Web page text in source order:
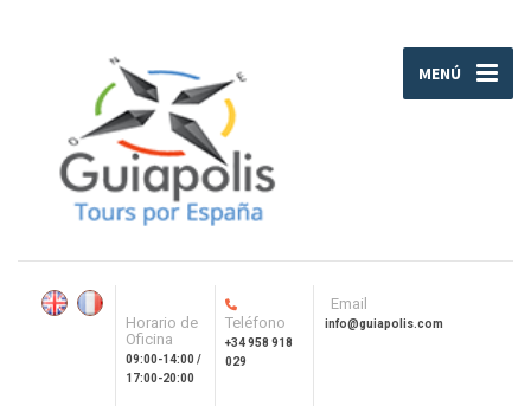
MENÚ
Horario de
Oficina
09:00-14:00 /
17:00-20:00
Teléfono
+34 958 918
029
Email
info@guiapolis.com